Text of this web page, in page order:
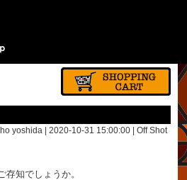
yoshida | 2020-10-31 15:00:00 | Off Shot
知でしょうか。